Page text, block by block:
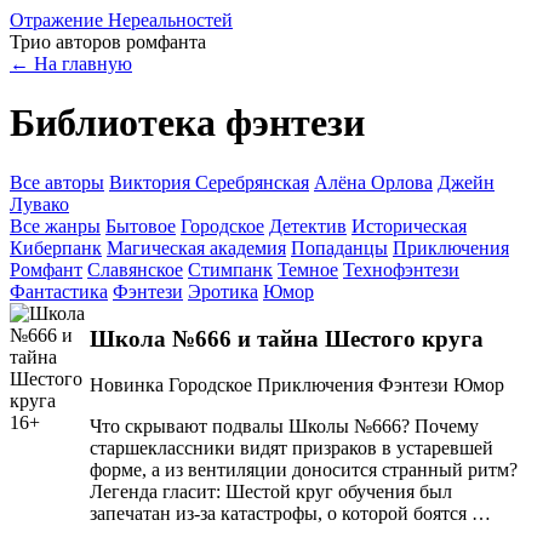
Отражение Нереальностей
Трио авторов ромфанта
← На главную
Библиотека фэнтези
Все авторы Виктория Серебрянская Алёна Орлова Джейн
Лувако
Все жанры Бытовое Городское Детектив Историческая
Киберпанк Магическая академия Попаданцы Приключения
Ромфант Славянское Стимпанк Темное Технофэнтези
Фантастика Фэнтези Эротика Юмор
16+
Школа №666 и тайна Шестого круга
Новинка Городское Приключения Фэнтези Юмор
Что скрывают подвалы Школы №666? Почему
старшеклассники видят призраков в устаревшей
форме, а из вентиляции доносится странный ритм?
Легенда гласит: Шестой круг обучения был
запечатан из-за катастрофы, о которой боятся …